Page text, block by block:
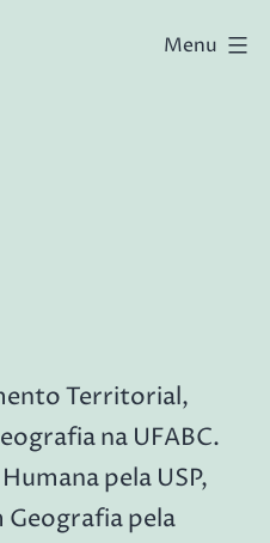
Menu
Territorial,
na UFABC.
pela USP,
pela